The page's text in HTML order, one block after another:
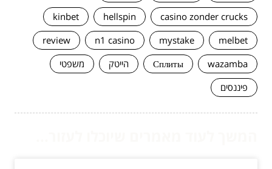
casino zonder crucks
hellspin
kinbet
melbet
mystake
n1 casino
review
wazamba
Сплиты הייטק
משפטי
פיננסים